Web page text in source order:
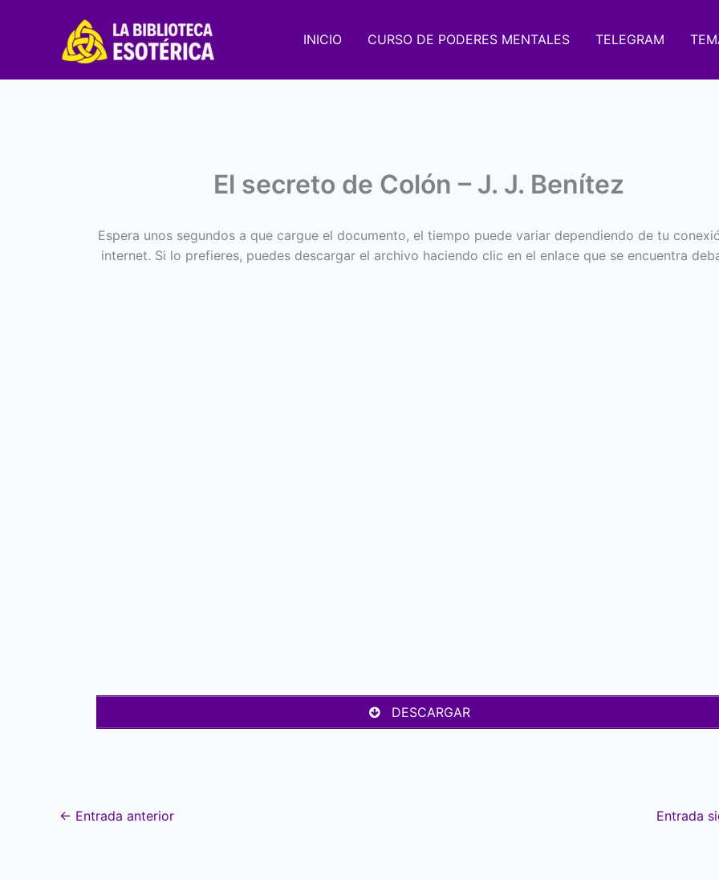
INICIO CURSO DE PODERES MENTALES TELEGRAM
El secreto de Colón – J. J. Benítez
Espera unos segundos a que cargue el documento, el tiempo puede variar dependiendo de tu
internet. Si lo prefieres, puedes descargar el archivo haciendo clic en el enlace que se encuentra
DESCARGAR
← Entrada anterior Entrada